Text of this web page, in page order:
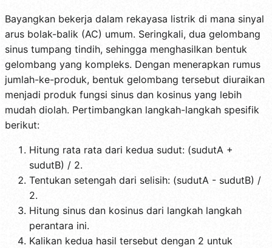
Bayangkan bekerja dalam rekayasa listrik di mana sinyal
arus bolak-balik (AC) umum. Seringkali, dua gelombang
sinus tumpang tindih, sehingga menghasilkan bentuk
gelombang yang kompleks. Dengan menerapkan rumus
jumlah-ke-produk, bentuk gelombang tersebut diuraikan
menjadi produk fungsi sinus dan kosinus yang lebih
mudah diolah. Pertimbangkan langkah-langkah spesifik
berikut:
Hitung rata rata dari kedua sudut: (sudutA +
sudutB) / 2.
Tentukan setengah dari selisih: (sudutA - sudutB) /
2.
Hitung sinus dan kosinus dari langkah langkah
perantara ini.
Kalikan kedua hasil tersebut dengan 2 untuk